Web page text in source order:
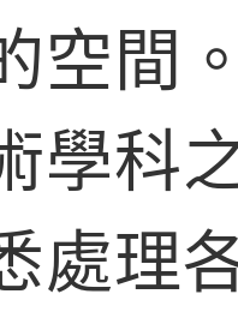
空間
學科
處理